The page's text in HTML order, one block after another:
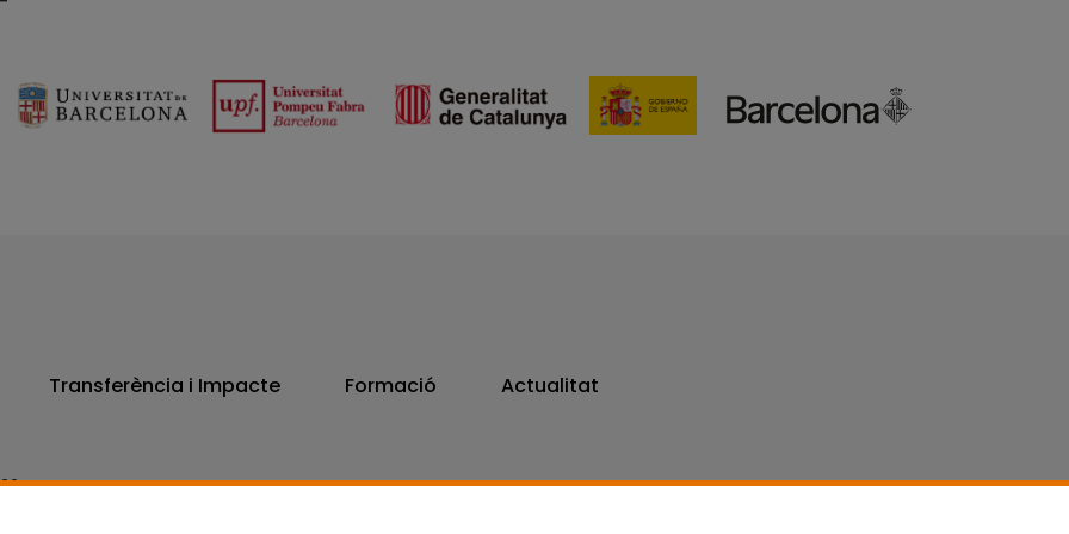
Transferència i Impacte Formació Actualitat